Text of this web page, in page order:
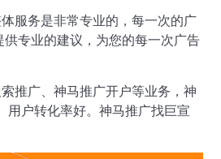
服务是非常专业的，每一次的广
专业的建议，为您的每一次广告
推广、神马推广开户等业务，神
用户转化率好。神马推广找巨宣